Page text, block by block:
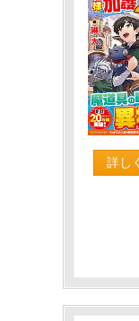
詳し